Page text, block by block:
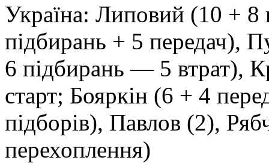
Україна: Липовий (10 +
підбирань + 5 передач),
6 підбирань — 5 втрат),
старт; Бояркін (6 + 4
підборів), Павлов (2),
перехоплення)